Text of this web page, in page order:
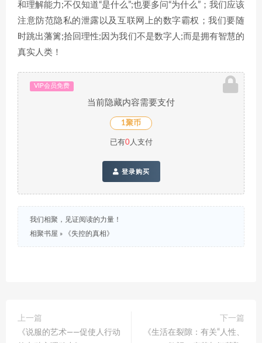
和理解能力;不仅知道“是什么”;也要多问“为什么”；我们应该
注意防范隐私的泄露以及互联网上的数字霸权；我们要随
时跳出藩篱;拾回理性;因为我们不是数字人;而是拥有智慧的
真实人类！
VIP会员免费
当前隐藏内容需要支付
1聚币
已有0人支付
登录购买
我们相聚，见证阅读的力量！
相聚书屋 » 《失控的真相》
上一篇
《说服的艺术——促使人行动
下一篇
《生活在裂隙：有关“人性、